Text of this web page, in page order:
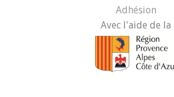
Adhésion
Avec l'aide de la